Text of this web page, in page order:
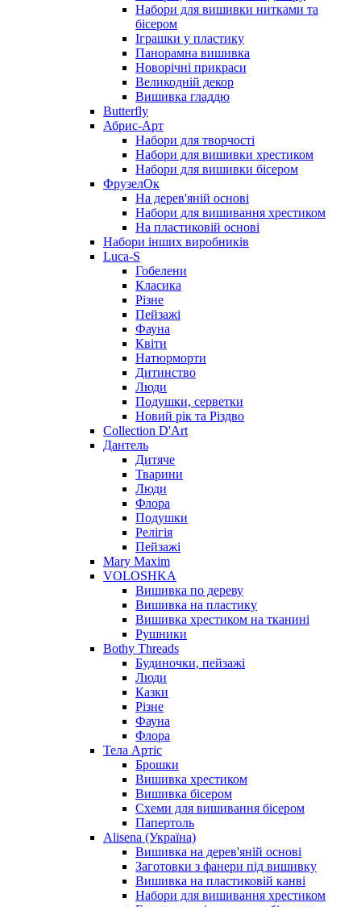
Набори для вишивки нитками та
бісером
Іграшки у пластику
Панорамна вишивка
Новорічні прикраси
Великодній декор
Вишивка гладдю
Butterfly
Абрис-Арт
Набори для творчості
Набори для вишивки хрестиком
Набори для вишивки бісером
ФрузелОк
На дерев'яній основі
Набори для вишивання хрестиком
На пластиковій основі
Набори інших виробників
Luca-S
Гобелени
Класика
Різне
Пейзажі
Фауна
Квіти
Натюрморти
Дитинство
Люди
Подушки, серветки
Новий рік та Різдво
Collection D'Art
Дантель
Дитяче
Тварини
Люди
Флора
Подушки
Релігія
Пейзажі
Mary Maxim
VOLOSHKA
Вишивка по дереву
Вишивка на пластику
Вишивка хрестиком на тканині
Рушники
Bothy Threads
Будиночки, пейзажі
Люди
Казки
Різне
Фауна
Флора
Тела Артіс
Брошки
Вишивка хрестиком
Вишивка бісером
Схеми для вишивання бісером
Папертоль
Alisena (Україна)
Вишивка на дерев'яній основі
Заготовки з фанери під вишивку
Вишивка на пластиковій канві
Набори для вишивання хрестиком